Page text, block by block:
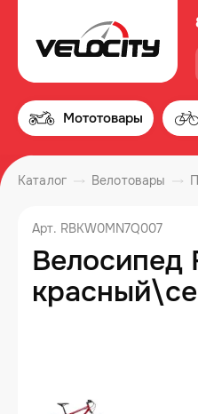
Мототовары
Каталог Велотовары
Арт. RBKW0MN7Q007
Велосипед